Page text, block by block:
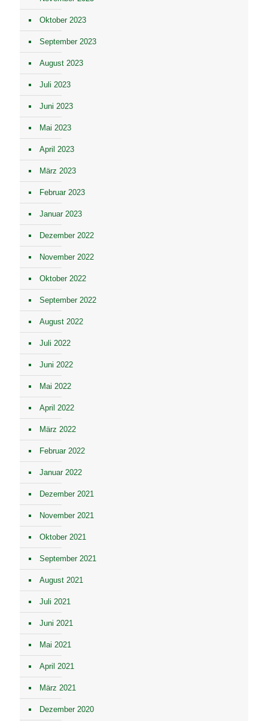
Oktober 2023
September 2023
August 2023
Juli 2023
Juni 2023
Mai 2023
April 2023
März 2023
Februar 2023
Januar 2023
Dezember 2022
November 2022
Oktober 2022
September 2022
August 2022
Juli 2022
Juni 2022
Mai 2022
April 2022
März 2022
Februar 2022
Januar 2022
Dezember 2021
November 2021
Oktober 2021
September 2021
August 2021
Juli 2021
Juni 2021
Mai 2021
April 2021
März 2021
Dezember 2020